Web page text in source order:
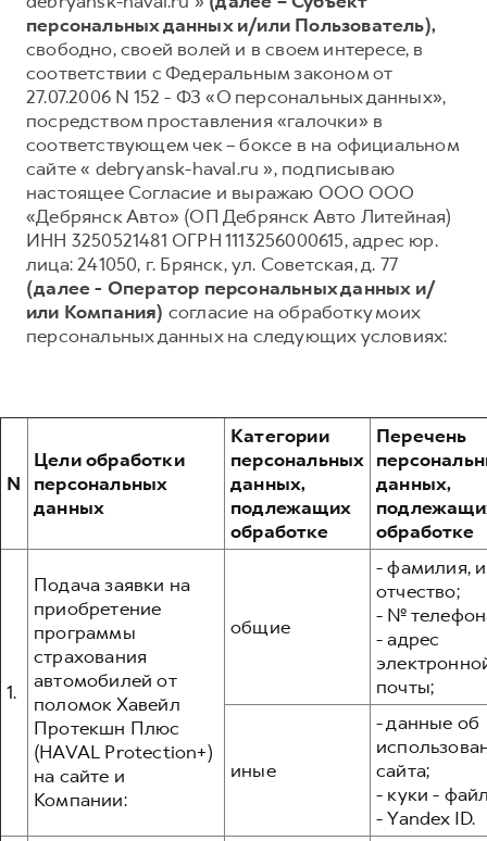
от 3 199 000 ₽ от 3 499 000 ₽
F7
от 2 899 000 ₽
F7X
от 3 599 000 ₽
POER
от 3 449 000 ₽
Тест-драйв
Трейд-ин
КРЕДИТ И СТРАХОВАНИЕ
Кредитный калькулятор
Страхование
Кредит
КОРПОРАТИВНЫМ КЛИЕНТАМ
Для малого бизнеса
Крупным корпоративным клиентам
Система управления автопарком GWM Fleet
Сервис для корпоративных клиентов
АКСЕССУАРЫ HAVAL
Автомобильные аксессуары
Коллекция CITY
Коллекция Базовая
Коллекция Детская
СЕРВИСНОЕ ОБСЛУЖИВАНИЕ
Нулевое ТО
Программа «Помощь на дороге»
Регламенты технического обслуживания
Электронный ПТС
ПОДДЕРЖКА
GWM Безопасность
Гарантия HAVAL
Мобильное приложение GWM
Руководства по эксплуатации
Подписки
АКСЕССУАРЫ HAVAL
Коллекция CITY
Коллекция Базовая
Коллекция Детская
О дилере
Наша команда
Контакты
персональных данных и/или Пользователь),
свободно, своей волей и в своем интересе, в
соответствии с Федеральным законом от
27.07.2006 N 152 - ФЗ «О персональных данных»,
посредством проставления «галочки» в
соответствующем чек – боксе в на официальном
сайте « debryansk-haval.ru », подписываю
настоящее Согласие и выражаю ООО ООО
«Дебрянск Авто» (ОП Дебрянск Авто Литейная)
ИНН 3250521481 ОГРН 1113256000615, адрес юр.
лица: 241050, г. Брянск, ул. Советская, д. 77
(далее - Оператор персональных данных и/
или Компания) согласие на обработку моих
персональных данных на следующих условиях:
N
Цели обработки
персональных
данных
Категории
персональных
данных,
подлежащих
обработке
Перечень
данных,
обработке
1.
Подача заявки на
приобретение
программы
страхования
автомобилей от
поломок Хавейл
Протекшн Плюс
(HAVAL Protection+)
на сайте и
Компании:
общие
- фамилия,
отчество;
- №
- адрес
почты;
иные
- данные об
сайта;
- куки -
- Yandex ID.